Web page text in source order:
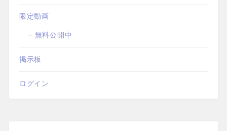
限定動画
無料公開中
掲示板
ログイン